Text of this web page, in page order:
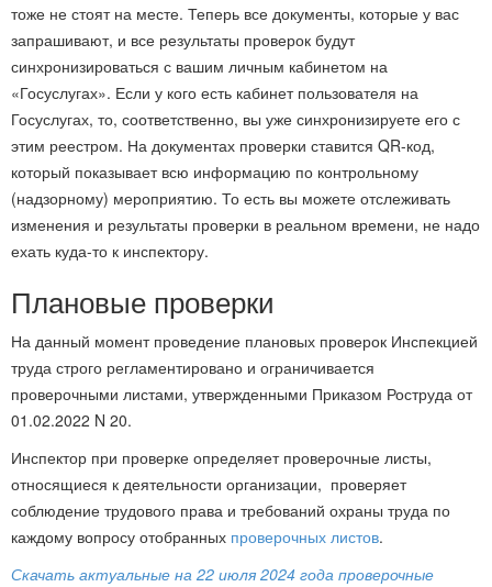
тоже не стоят на месте. Теперь все документы, которые у вас
запрашивают, и все результаты проверок будут
синхронизироваться с вашим личным кабинетом на
«Госуслугах». Если у кого есть кабинет пользователя на
Госуслугах, то, соответственно, вы уже синхронизируете его с
этим реестром. На документах проверки ставится QR-код,
который показывает всю информацию по контрольному
(надзорному) мероприятию. То есть вы можете отслеживать
изменения и результаты проверки в реальном времени, не надо
ехать куда-то к инспектору.
Плановые проверки
На данный момент проведение плановых проверок Инспекцией
труда строго регламентировано и ограничивается
проверочными листами, утвержденными Приказом Роструда от
01.02.2022 N 20.
Инспектор при проверке определяет проверочные листы,
относящиеся к деятельности организации, проверяет
соблюдение трудового права и требований охраны труда по
каждому вопросу отобранных проверочных листов.
Скачать актуальные на 22 июля 2024 года проверочные